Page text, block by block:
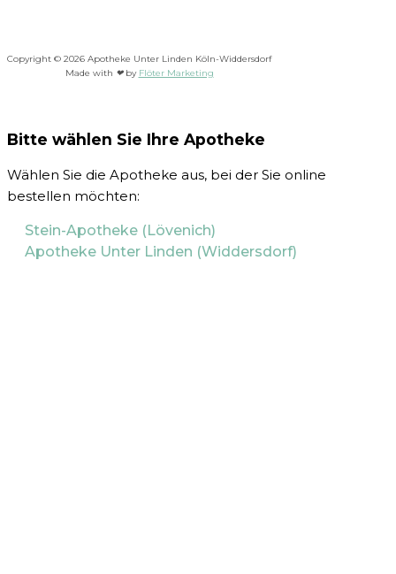
Copyright © 2026 Apotheke Unter Linden Köln-Widdersdorf
Made with ❤by Flöter Marketing
Bitte wählen Sie Ihre Apotheke
Wählen Sie die Apotheke aus, bei der Sie online
bestellen möchten:
Stein-Apotheke (Lövenich)
Apotheke Unter Linden (Widdersdorf)